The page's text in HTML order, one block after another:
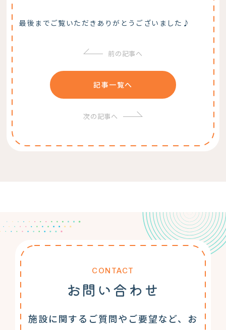
最後までご覧いただきありがとうございました♪
前の記事へ
記事一覧へ
次の記事へ
CONTACT
お問い合わせ
施設に関するご質問やご要望など、お